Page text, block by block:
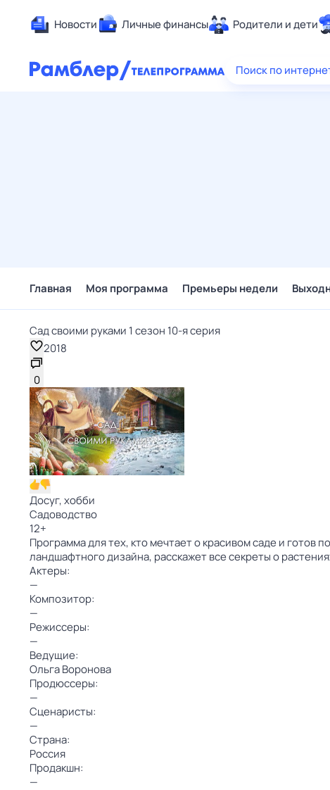
Новости Личные финансы Родители и дети
Здоровье
Поиск по
Главная Моя программа Премьеры недели
Сад своими руками 1 сезон 10-я серия
2018
0
Досуг, хобби
Садоводство
12+
Программа для тех, кто мечтает о красивом саде и готов
ландшафтного дизайна, расскажет все секреты о
Актеры:
—
Композитор:
—
Режиссеры:
—
Ведущие:
Ольга Воронова
Продюссеры:
—
Сценаристы:
—
Страна:
Россия
Продакшн:
—